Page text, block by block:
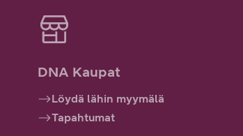
DNA Kaupat
Löydä lähin myymälä
Tapahtumat